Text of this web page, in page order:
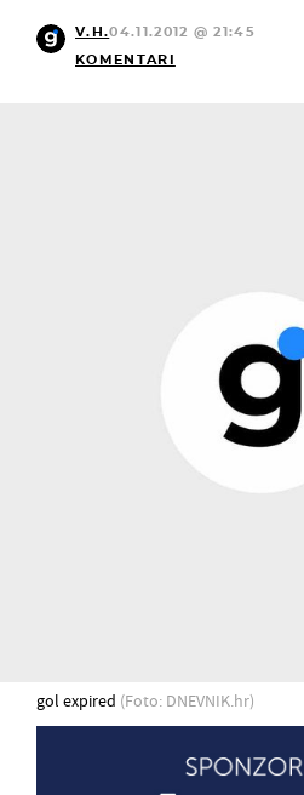
V.H.04.11.2012 @ 21:45
KOMENTARI
gol expired (Foto: DNEVNIK.hr)